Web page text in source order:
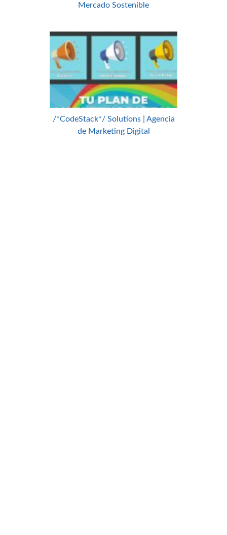
Mercado Sostenible
/*CodeStack*/ Solutions | Agencia
de Marketing Digital